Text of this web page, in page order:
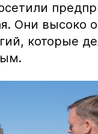
Они высоко
которые